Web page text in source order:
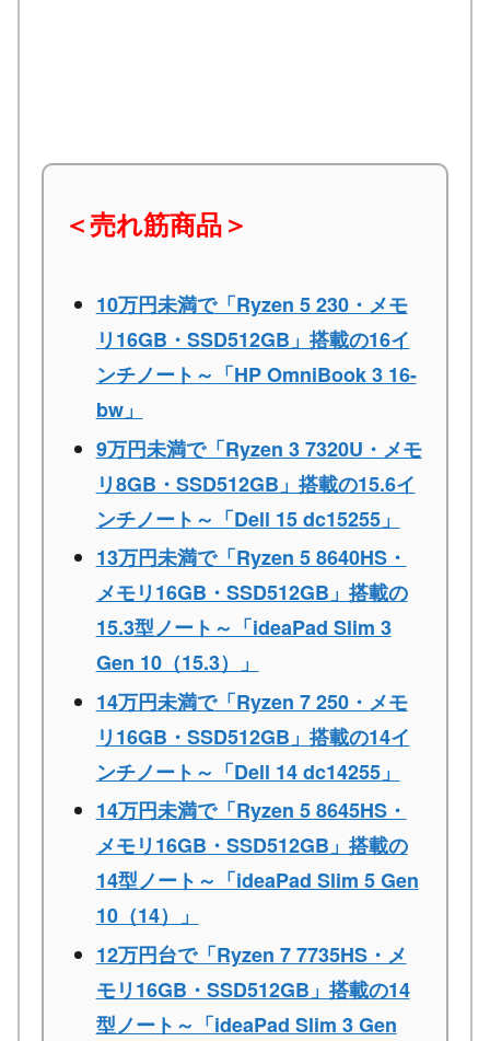
＜売れ筋商品＞
10万円未満で「Ryzen 5 230・メモ
リ16GB・SSD512GB」搭載の16イ
ンチノート～「HP OmniBook 3 16-
bw」
9万円未満で「Ryzen 3 7320U・メモ
リ8GB・SSD512GB」搭載の15.6イ
ンチノート～「Dell 15 dc15255」
13万円未満で「Ryzen 5 8640HS・
メモリ16GB・SSD512GB」搭載の
15.3型ノート～「ideaPad Slim 3
Gen 10（15.3）」
14万円未満で「Ryzen 7 250・メモ
リ16GB・SSD512GB」搭載の14イ
ンチノート～「Dell 14 dc14255」
14万円未満で「Ryzen 5 8645HS・
メモリ16GB・SSD512GB」搭載の
14型ノート～「ideaPad Slim 5 Gen
10（14）」
12万円台で「Ryzen 7 7735HS・メ
モリ16GB・SSD512GB」搭載の14
型ノート～「ideaPad Slim 3 Gen